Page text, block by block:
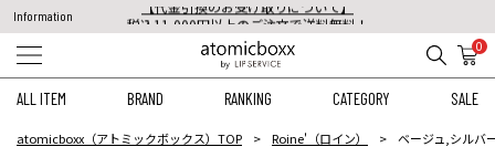
Information
税込11,000円以上のご注文で送料無料！
【重要】予約商品のお支払い方法（代金引換）変更に関するお知らせ
0
ALL ITEM BRAND RANKING CATEGORY SALE
atomicboxx（アトミックボックス）TOP Roine'（ロイン） ベージュ,シルバ